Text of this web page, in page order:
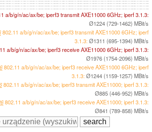
a/​b/​g/​n/​ac/​ax/​be; iperf3 transmit AXE11000 6GHz; iperf 3.1.3:
Ø1224 (729-1462) MBit/s
802.11 a/​b/​g/​n/​ac/​ax/​be; iperf3 transmit AXE11000 6GHz; iperf
3.1.3:Ø1311 (695-1394) MBit/s
a/​b/​g/​n/​ac/​ax/​be; iperf3 receive AXE11000 6GHz; iperf 3.1.3:
Ø1976 (1754-2096) MBit/s
802.11 a/​b/​g/​n/​ac/​ax/​be; iperf3 receive AXE11000 6GHz; iperf
3.1.3:Ø1244 (1159-1257) MBit/s
802.11 a/​b/​g/​n/​ac/​ax/​be; iperf3 transmit AXE11000; iperf 3.1.3:
Ø885 (446-952) MBit/s
802.11 a/​b/​g/​n/​ac/​ax/​be; iperf3 receive AXE11000; iperf 3.1.3:
Ø841 (789-858) MBit/s